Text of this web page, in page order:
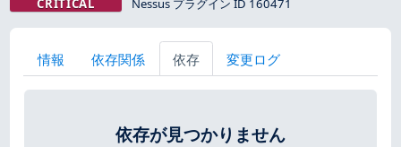
CRITICAL Nessus プラグイン ID 160471
情報 依存関係 依存 変更ログ
依存が見つかりません